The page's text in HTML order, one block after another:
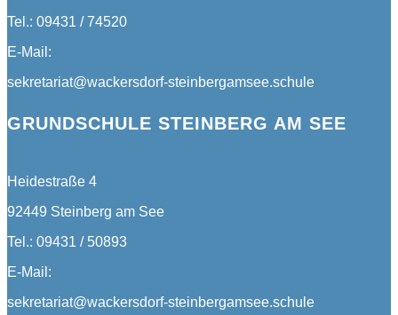
Tel.: 09431 / 74520
E-Mail:
sekretariat@wackersdorf-steinbergamsee.schule
GRUNDSCHULE STEINBERG AM SEE
Heidestraße 4
92449 Steinberg am See
Tel.: 09431 / 50893
E-Mail:
sekretariat@wackersdorf-steinbergamsee.schule